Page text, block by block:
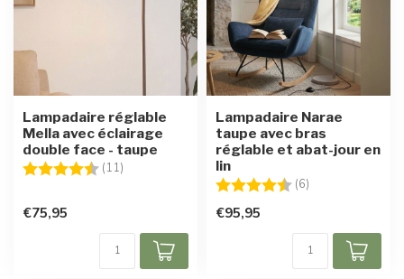
Lampadaire réglable
Mella avec éclairage
double face - taupe
Note:
(11)
€75,95
Lampadaire Narae
taupe avec bras
réglable et abat-jour en
lin
Note:
(6)
€95,95